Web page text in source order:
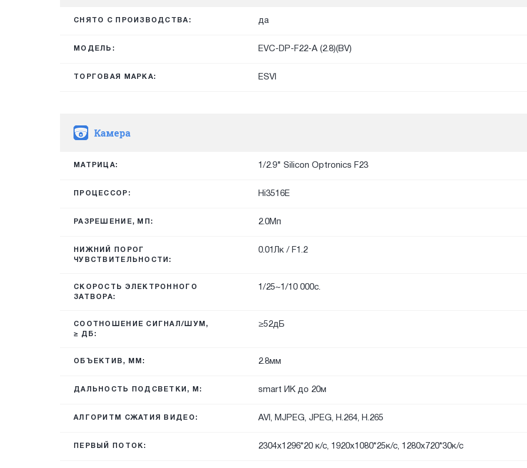
СНЯТО С ПРОИЗВОДСТВА: да
МОДЕЛЬ: EVC-DP-F22-A (2.8)(BV)
ТОРГОВАЯ МАРКА: ESVI
Камера
МАТРИЦА: 1/2.9" Silicon Optronics F23
ПРОЦЕССОР: Hi3516E
РАЗРЕШЕНИЕ, МП: 2.0Мп
НИЖНИЙ ПОРОГ
ЧУВСТВИТЕЛЬНОСТИ:
0.01Лк / F1.2
СКОРОСТЬ ЭЛЕКТРОННОГО
ЗАТВОРА:
1/25~1/10 000с.
СООТНОШЕНИЕ СИГНАЛ/ШУМ,
≥ ДБ:
≥52дБ
ОБЪЕКТИВ, ММ: 2.8мм
ДАЛЬНОСТЬ ПОДСВЕТКИ, М: smart ИК до 20м
АЛГОРИТМ СЖАТИЯ ВИДЕО: AVI, MJPEG, JPEG, H.264, H.265
ПЕРВЫЙ ПОТОК: 2304x1296*20 к/с, 1920х1080*25к/с, 1280х720*30к/с